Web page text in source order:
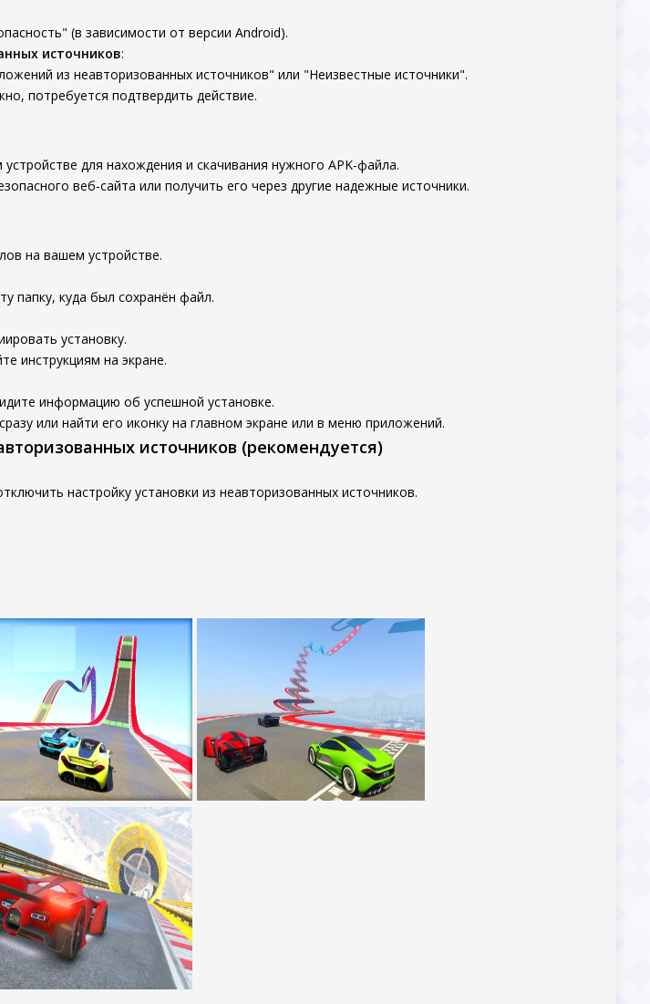
(в зависимости от версии Android).
источников:
из неавторизованных источников" или "Неизвестные источники".
потребуется подтвердить действие.
для нахождения и скачивания нужного APK-файла.
веб-сайта или получить его через другие надежные источники.
на вашем устройстве.
папку, куда был сохранён файл.
установку.
инструкциям на экране.
информацию об успешной установке.
или найти его иконку на главном экране или в меню приложений.
источников (рекомендуется)
настройку установки из неавторизованных источников.